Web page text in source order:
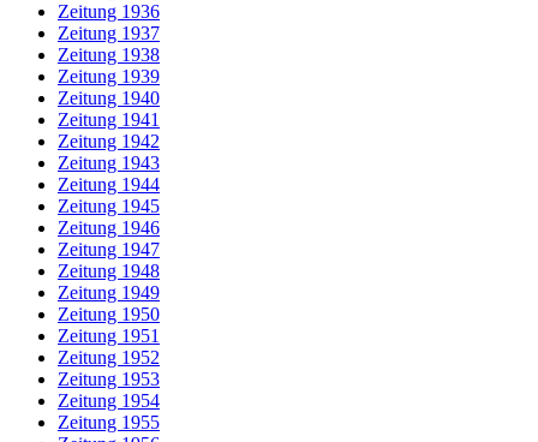
Zeitung 1936
Zeitung 1937
Zeitung 1938
Zeitung 1939
Zeitung 1940
Zeitung 1941
Zeitung 1942
Zeitung 1943
Zeitung 1944
Zeitung 1945
Zeitung 1946
Zeitung 1947
Zeitung 1948
Zeitung 1949
Zeitung 1950
Zeitung 1951
Zeitung 1952
Zeitung 1953
Zeitung 1954
Zeitung 1955